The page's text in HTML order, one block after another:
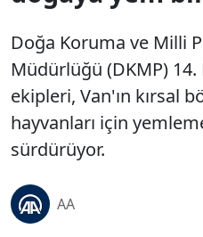
Doğa Koruma ve Milli
Müdürlüğü (DKMP)
ekipleri, Van'ın kırsal
hayvanları için
sürdürüyor.
AA